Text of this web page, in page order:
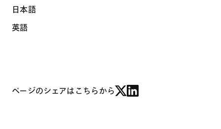
日本語
英語
ページのシェアはこちらから